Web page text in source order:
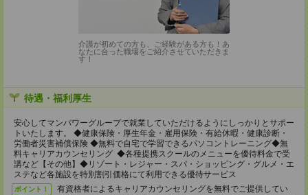
介護が初めての方も、ご経験がある方も！あ
なたに合った職場をご紹介させていただきま
す！
待遇・福利厚生
安心してマンパワーグループで就業していただけるようにしっかりとサポー
トいたします。 ◆健康保険・厚生年金・雇用保険・有給休暇・健康診断・
労働者災害補償保険 ◆無料で自宅で学習できるパソコントレーニング◆無
料キャリアカウンセリング ◆各種提携スクールのメニューを優待料金で受
講など【その他】◆リゾート・レジャー・スパ・ショッピング・グルメ・エ
ステなど各施設を特別割引価格にて利用できる優待サービス
ポイント！
有資格者によるキャリアカウンセリングを無料でご提供してい